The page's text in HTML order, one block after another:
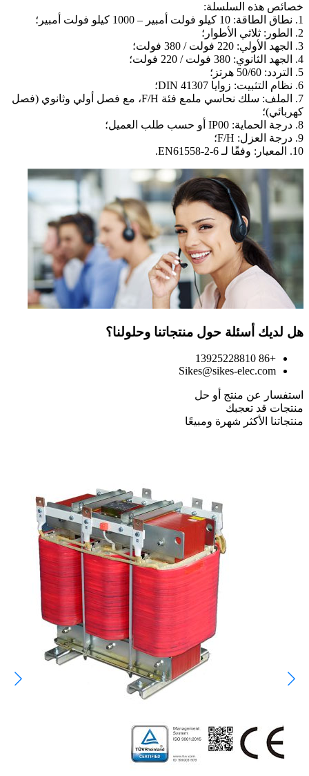
خصائص هذه السلسلة:
1. نطاق الطاقة: 10 كيلو فولت أمبير – 1000 كيلو فولت أمبير؛
2. الطور: ثلاثي الأطوار؛
3. الجهد الأولي: 220 فولت / 380 فولت؛
4. الجهد الثانوي: 380 فولت / 220 فولت؛
5. التردد: 50/60 هرتز؛
6. نظام التثبيت: زوايا DIN 41307؛
7. الملف: سلك نحاسي ملمع فئة F/H، مع فصل أولي وثانوي (فصل
كهربائي)؛
8. درجة الحماية: IP00 أو حسب طلب العميل؛
9. درجة العزل: F/H؛
10. المعيار: وفقًا لـ EN61558-2-6.
هل لديك أسئلة حول منتجاتنا وحلولنا؟
+86 13925228810
Sikes@sikes-elec.com
استفسار عن منتج أو حل
منتجات قد تعجبك
منتجاتنا الأكثر شهرة ومبيعًا